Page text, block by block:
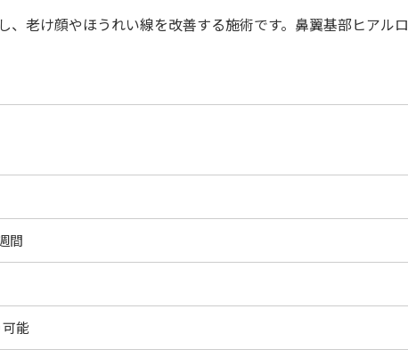
、老け顔やほうれい線を改善する施術です。鼻翼基部ヒアルロ
間
能